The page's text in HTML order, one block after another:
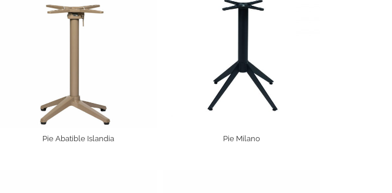
Pie Abatible Islandia Pie Milano